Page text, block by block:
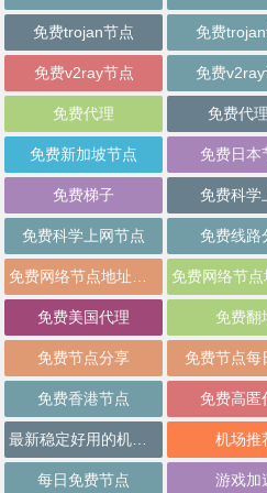
免费trojan节点 免费
免费v2ray节点 免费
免费代理 免费代
免费新加坡节点 免费日本
免费梯子 免费科学
免费科学上网节点 免费线路
免费美国代理 免费翻
免费节点分享 免费节点每
免费香港节点 免费高匿
机场推
每日免费节点 游戏加